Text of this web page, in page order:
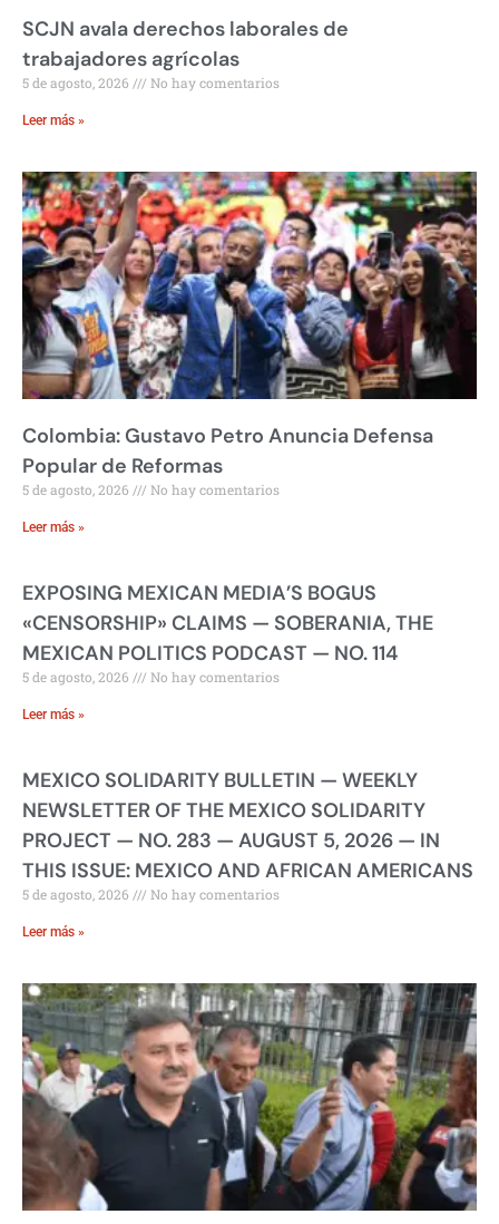
SCJN avala derechos laborales de
trabajadores agrícolas
5 de agosto, 2026 No hay comentarios
Leer más »
Colombia: Gustavo Petro Anuncia Defensa
Popular de Reformas
5 de agosto, 2026 No hay comentarios
Leer más »
EXPOSING MEXICAN MEDIA’S BOGUS
«CENSORSHIP» CLAIMS — SOBERANIA, THE
MEXICAN POLITICS PODCAST — NO. 114
5 de agosto, 2026 No hay comentarios
Leer más »
MEXICO SOLIDARITY BULLETIN — WEEKLY
NEWSLETTER OF THE MEXICO SOLIDARITY
PROJECT — NO. 283 — AUGUST 5, 2026 — IN
THIS ISSUE: MEXICO AND AFRICAN AMERICANS
5 de agosto, 2026 No hay comentarios
Leer más »